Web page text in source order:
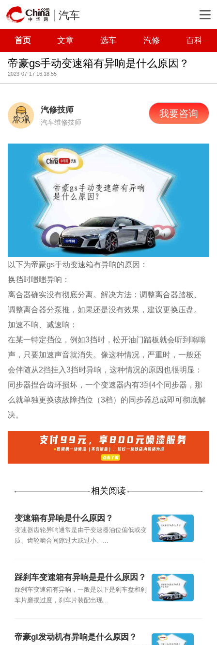
汽车
首页 文章 选车 汽修 百科
帝豪gs手动变速箱有异响是什么原因？
2023-07-17 16:18:55
汽修技师
汽车维修技师
我要咨询
以下为帝豪gs手动变速箱有异响的原因：
换挡时嗤嗤异响：
离合器确实没有彻底分离。解决方法：调整离合器踏板、
调整离合器分泵推，如果还是没有效果，建议更换压盘。
加速不响、减速响：
在某一特定挡位，例如3挡时，松开油门踏板就会听到嗡嗡
声，只要加速声音就消失。像这种情况，严重时，一般还
会伴随从2挡挂入3挡时异响，这种情况的原因也很明显：
同步器捏合齿环损坏，一个变速器内有3到4个同步器，那
么就单独更换该故障挡位（3档）的同步器总成即可彻底解
决。
相关阅读
变速箱有异响是什么原因？
变速器齿轮异响通常是由于变速器油位偏低或变
质、齿轮啮合间隙过大或过小、...
踩刹车变速箱有异响是是什么原因？
踩刹车变速箱有异响，一般是以下是刹车盘和刹
车片磨损过度，刹车片装配出现...
帝豪gl发动机有异响是什么原因？